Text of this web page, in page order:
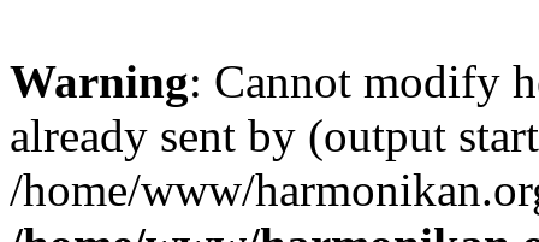
Warning: Cannot modify
already sent by (output
/home/www/